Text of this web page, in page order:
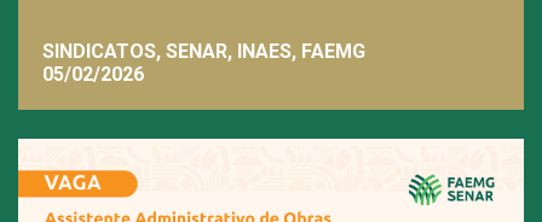
SINDICATOS, SENAR, INAES, FAEMG
05/02/2026